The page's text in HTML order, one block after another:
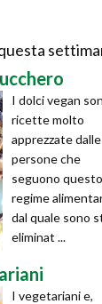
I dolci vegan
ricette molto
apprezzate dalle
persone che
seguono questo
regime
dal quale sono
eliminat ...
I vegetariani e,